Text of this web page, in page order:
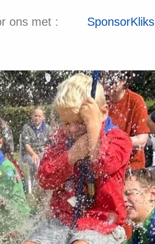
ons met : SponsorKliks